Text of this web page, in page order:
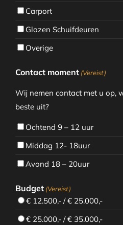
Carport
Glazen Schuifdeuren
Overige
Contact moment (Vereist)
Wij nemen contact met u op,
beste uit?
Ochtend 9 – 12 uur
Middag 12- 18uur
Avond 18 – 20uur
Budget (Vereist)
€ 12.500,- / € 25.000,-
€ 25.000,- / € 35.000,-